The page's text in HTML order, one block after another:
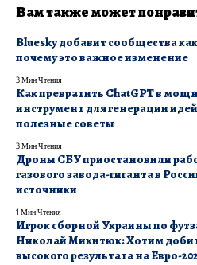
Вам также может
Bluesky добавит сообщества
почему это важное изменение
3 Мин Чтения
Как превратить ChatGPT в
инструмент для генерации
полезные советы
3 Мин Чтения
Дроны СБУ приостановили
газового завода-гиганта в
источники
1 Мин Чтения
Игрок сборной Украины по
Николай Микитюк: Хотим
высокого результата на Евро-